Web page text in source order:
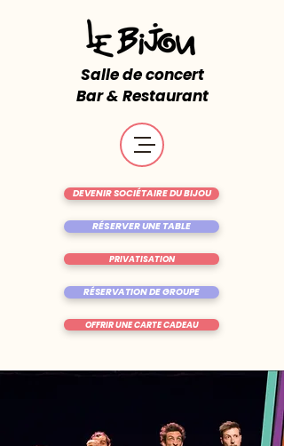
Salle de concert
Bar & Restaurant
RÉSERVER UNE TABLE
OFFRIR UNE CARTE CADEAU
DEVENIR SOCIÉTAIRE DU BIJOU
RÉSERVATION DE GROUPE
PRIVATISATION